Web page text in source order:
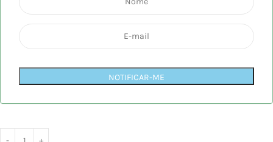
NOTIFICAR-ME